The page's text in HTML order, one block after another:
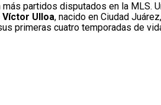
partidos disputados en la MLS.
Víctor Ulloa, nacido en Ciudad
primeras cuatro temporadas de